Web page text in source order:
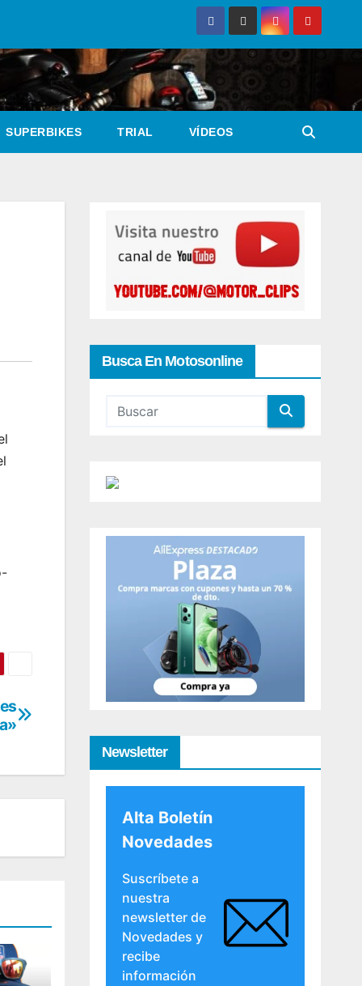
SUPERBIKES TRIAL VÍDEOS
Busca En Motosonline
Newsletter
Alta Boletín
Novedades
Suscríbete a
nuestra
newsletter de
Novedades y
recibe
información